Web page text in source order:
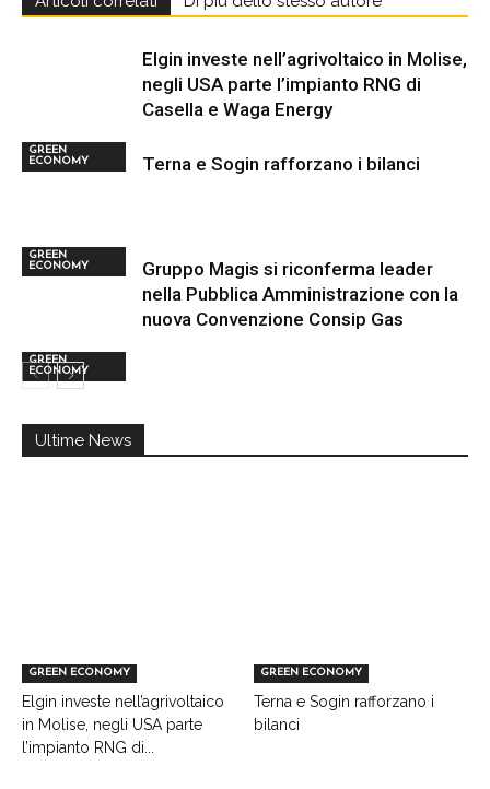
GREEN
ECONOMY
Elgin investe nell’agrivoltaico in Molise,
negli USA parte l’impianto RNG di
Casella e Waga Energy
GREEN
ECONOMY
Terna e Sogin rafforzano i bilanci
GREEN
ECONOMY
Gruppo Magis si riconferma leader
nella Pubblica Amministrazione con la
nuova Convenzione Consip Gas
Ultime News
GREEN ECONOMY
Elgin investe nell’agrivoltaico
in Molise, negli USA parte
l’impianto RNG di...
GREEN ECONOMY
Terna e Sogin rafforzano i
bilanci